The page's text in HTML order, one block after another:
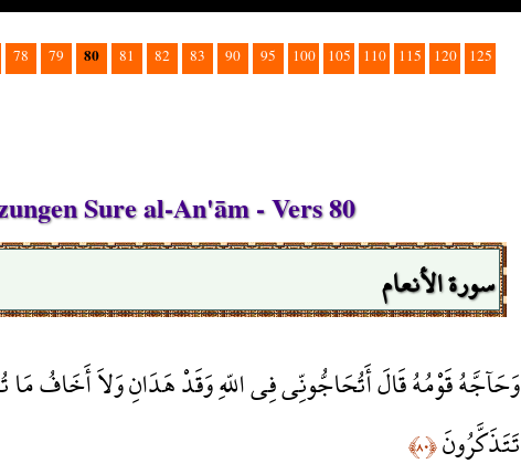
78 79 80 81 82 83 90 95 100 105 110 115 120
125
Sure al-An'ām - Vers 80
سورة الأنعام
وَحَآجَّهُ قَوْمُهُ قَالَ أَتُحَاجُّونِّي فِي اللّهِ وَقَدْ هَدَانِ وَلاَ أَخَافُ
تَتَذَكَّرُونَ﴿٨٠﴾